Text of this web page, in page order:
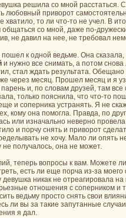
решила со мной расстаться.
любовный приворот
хватило, то ли что-то не учел. В
общаться со мной, даже по-
не давил на нее, не требовал
к одной ведьме. Она сказала,
и нужно все снимать, а потом
стал ждать результата.
через месяц. Прошел месяц и я
парень и, по словам друзей, там
только пояснила, что что-то
и соперника устранять. Я не
кому она помогла. Правда, по
или изначально неверно
и порчу снять и приворот
не хочу. Мало ли опять
не получалось, она не может.
теперь вопросы к вам. Можете
есть ли еще порча из-за моего
девушка никак не отреагировала
отношения с соперником и
ведьму просто снять свои
ли вы за такие запутанные
я дал.